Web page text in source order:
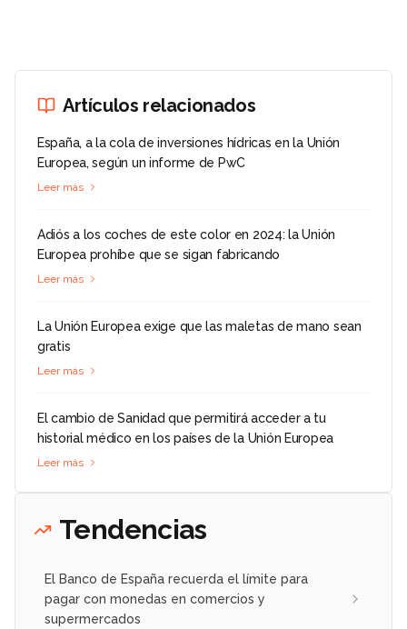
Artículos relacionados
España, a la cola de inversiones hídricas en la Unión
Europea, según un informe de PwC
Leer más
Adiós a los coches de este color en 2024: la Unión
Europea prohíbe que se sigan fabricando
Leer más
La Unión Europea exige que las maletas de mano sean
gratis
Leer más
El cambio de Sanidad que permitirá acceder a tu
historial médico en los países de la Unión Europea
Leer más
Tendencias
El Banco de España recuerda el límite para
pagar con monedas en comercios y
supermercados